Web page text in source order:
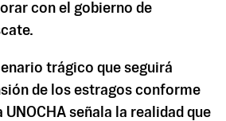
con el gobierno de
trágico que seguirá
de los estragos conforme
señala la realidad que